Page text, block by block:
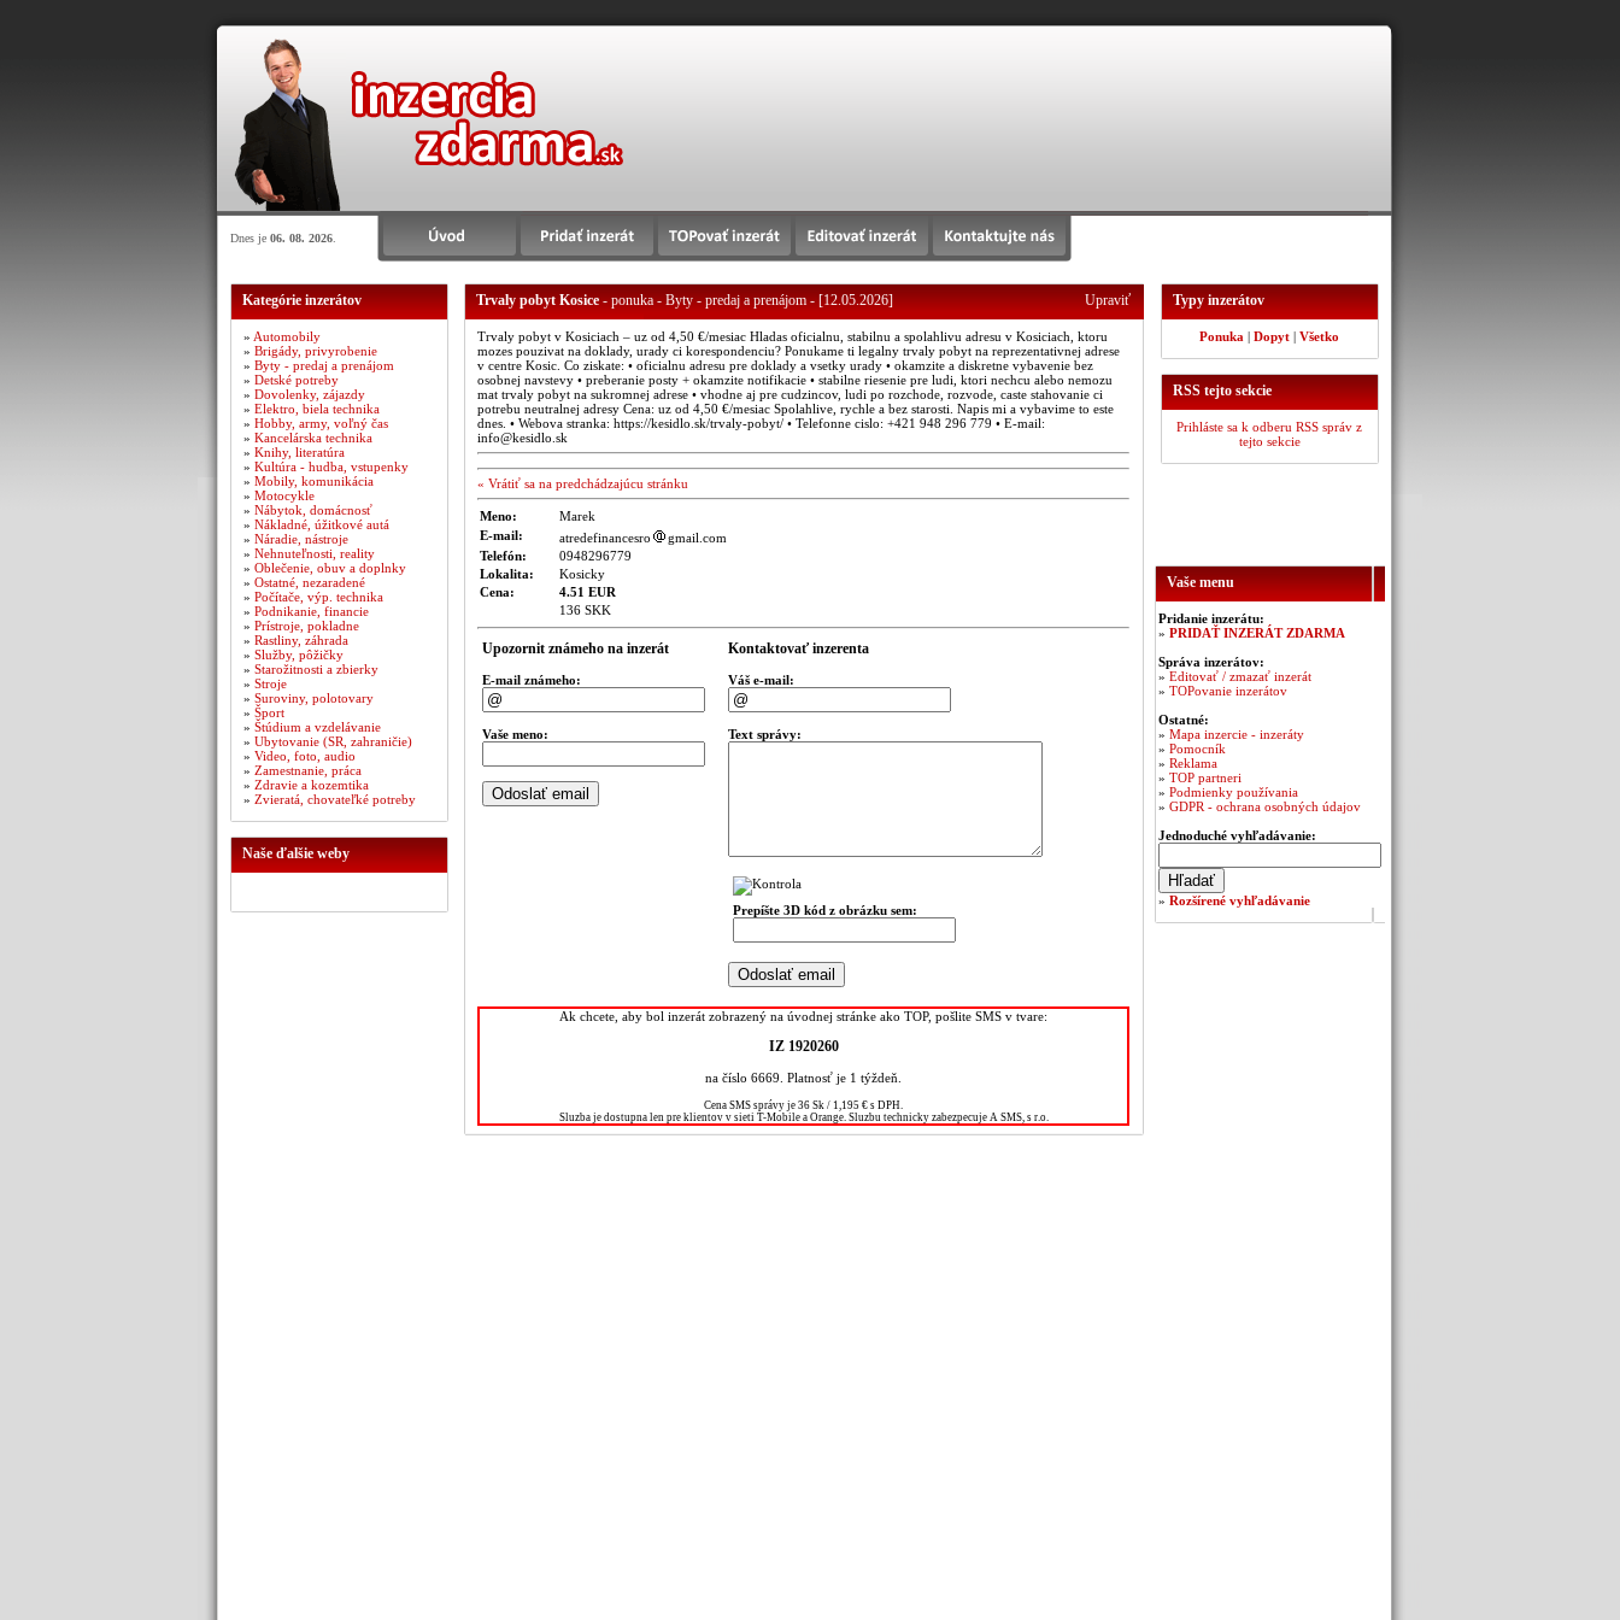
Dnes je 06. 08. 2026
Kategórie inzerátov
» Automobily
» Brigády, privyrobenie
» Byty - predaj a prenájom
» Detské potreby
» Dovolenky, zájazdy
» Elektro, biela technika
» Hobby, army, voľný čas
» Kancelárska technika
» Knihy, literatúra
» Kultúra - hudba, vstupenky
» Mobily, komunikácia
» Motocykle
» Nábytok, domácnosť
» Nákladné, úžitkové autá
» Náradie, nástroje
» Nehnuteľnosti, reality
» Oblečenie, obuv a doplnky
» Ostatné, nezaradené
» Počítače, výp. technika
» Podnikanie, financie
» Prístroje, pokladne
» Rastliny, záhrada
» Služby, pôžičky
» Starožitnosti a zbierky
» Stroje
» Suroviny, polotovary
» Šport
» Štúdium a vzdelávanie
» Ubytovanie (SR, zahraničie)
» Video, foto, audio
» Zamestnanie, práca
» Zdravie a kozemtika
» Zvieratá, chovateľké potreby
Naše ďalšie weby
Trvaly pobyt Kosice- ponuka - Byty - predaj a prenájom - [12.05.2026] Upraviť
Trvaly pobyt v Kosiciach – uz od 4,50 €/mesiac Hladas oficialnu, stabilnu a spolahlivu adresu v Kosiciach, ktoru
mozes pouzivat na doklady, urady ci korespondenciu? Ponukame ti legalny trvaly pobyt na reprezentativnej adrese
v centre Kosic. Co ziskate: • oficialnu adresu pre doklady a vsetky urady • okamzite a diskretne vybavenie bez
osobnej navstevy • preberanie posty + okamzite notifikacie • stabilne riesenie pre ludi, ktori nechcu alebo nemozu
mat trvaly pobyt na sukromnej adrese • vhodne aj pre cudzincov, ludi po rozchode, rozvode, caste stahovanie ci
potrebu neutralnej adresy Cena: uz od 4,50 €/mesiac Spolahlive, rychle a bez starosti. Napis mi a vybavime to este
dnes. • Webova stranka: https://kesidlo.sk/trvaly-pobyt/ • Telefonne cislo: +421 948 296 779 • E-mail:
info@kesidlo.sk
« Vrátiť sa na predchádzajúcu stránku
Meno:
Marek
E-mail:
atredefinancesro
gmail.com
Telefón:
0948296779
Lokalita:
Kosicky
Cena:
4.51 EUR
136 SKK
Upozornit známeho na inzerát
E-mail známeho:
Vaše meno:
Kontaktovať inzerenta
Váš e-mail:
Text správy:
Prepíšte 3D kód z obrázku sem:
Ak chcete, aby bol inzerát zobrazený na úvodnej stránke ako TOP, pošlite SMS v tvare:
IZ 1920260
na číslo 6669. Platnosť je 1 týždeň.
Cena SMS správy je 36 Sk / 1,195 € s DPH.
Sluzba je dostupna len pre klientov v sieti T-Mobile a Orange. Sluzbu technicky zabezpecuje A SMS, s r.o.
Typy inzerátov
Ponuka | Dopyt | Všetko
RSS tejto sekcie
Prihláste sa k odberu RSS správ z
tejto sekcie
Vaše menu
Pridanie inzerátu:
» PRIDAŤ INZERÁT ZDARMA
Správa inzerátov:
» Editovať / zmazať inzerát
» TOPovanie inzerátov
Ostatné:
» Mapa inzercie - inzeráty
» Pomocník
» Reklama
» TOP partneri
» Podmienky používania
» GDPR - ochrana osobných údajov
Jednoduché vyhľadávanie:
» Rozšírené vyhľadávanie